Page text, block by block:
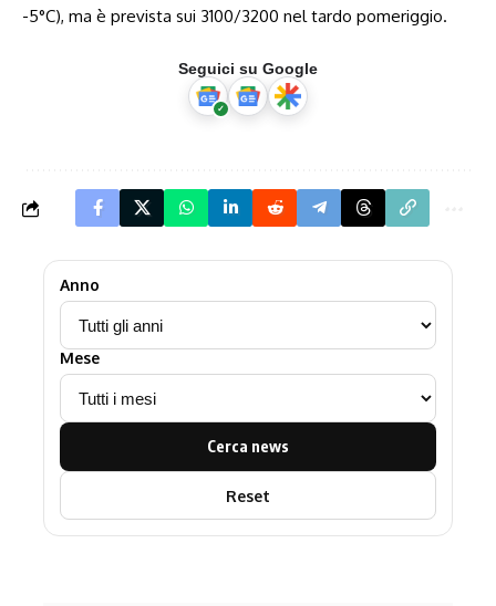
-5°C), ma è prevista sui 3100/3200 nel tardo pomeriggio.
Seguici su Google
Anno
Mese
Cerca news
Reset